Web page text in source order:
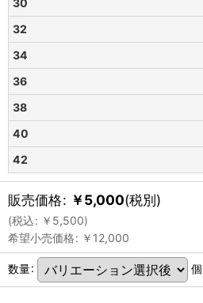
32
34
36
38
40
42
販売価格: ￥5,000(税別)
(税込: ￥ 5,500)
希望小売価格: ￥ 12,000
数量: 個